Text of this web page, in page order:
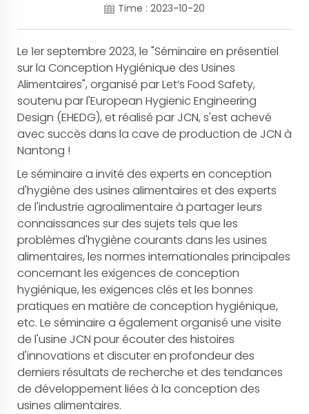
Time : 2023-10-20
Le 1er septembre 2023, le "Séminaire en présentiel
sur la Conception Hygiénique des Usines
Alimentaires", organisé par Let’s Food Safety,
soutenu par l'European Hygienic Engineering
Design (EHEDG), et réalisé par JCN, s'est achevé
avec succès dans la cave de production de JCN à
Nantong !
Le séminaire a invité des experts en conception
d'hygiène des usines alimentaires et des experts
de l'industrie agroalimentaire à partager leurs
connaissances sur des sujets tels que les
problèmes d'hygiène courants dans les usines
alimentaires, les normes internationales principales
concernant les exigences de conception
hygiénique, les exigences clés et les bonnes
pratiques en matière de conception hygiénique,
etc. Le séminaire a également organisé une visite
de l'usine JCN pour écouter des histoires
d'innovations et discuter en profondeur des
derniers résultats de recherche et des tendances
de développement liées à la conception des
usines alimentaires.